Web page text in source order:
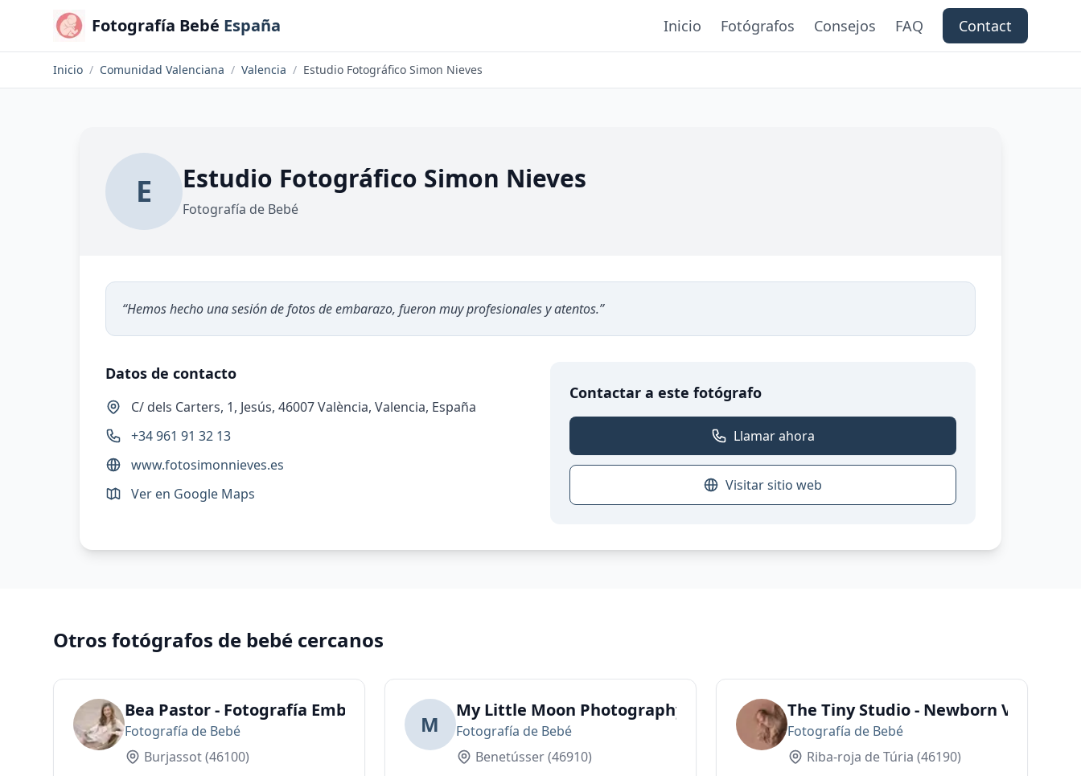
Fotografía Bebé España Inicio Fotógrafos Consejos FAQ Contact
Inicio / Comunidad Valenciana / Valencia / Estudio Fotográfico Simon Nieves
E Estudio Fotográfico Simon Nieves
Fotografía de Bebé
“Hemos hecho una sesión de fotos de embarazo, fueron muy profesionales y atentos.”
Datos de contacto
C/ dels Carters, 1, Jesús, 46007 València, Valencia, España
+34 961 91 32 13
www.fotosimonnieves.es
Ver en Google Maps
Contactar a este fotógrafo
Llamar ahora
Visitar sitio web
Otros fotógrafos de bebé cercanos
Bea Pastor - Fotografía Embarazo Valencia - Fotografía de comuniones Valencia
Fotografía de Bebé
Burjassot(46100)
M
My Little Moon Photography Studio
Fotografía de Bebé
Benetússer(46910)
The Tiny Studio - Newborn
Fotografía de Bebé
Riba-roja de Túria (46190)